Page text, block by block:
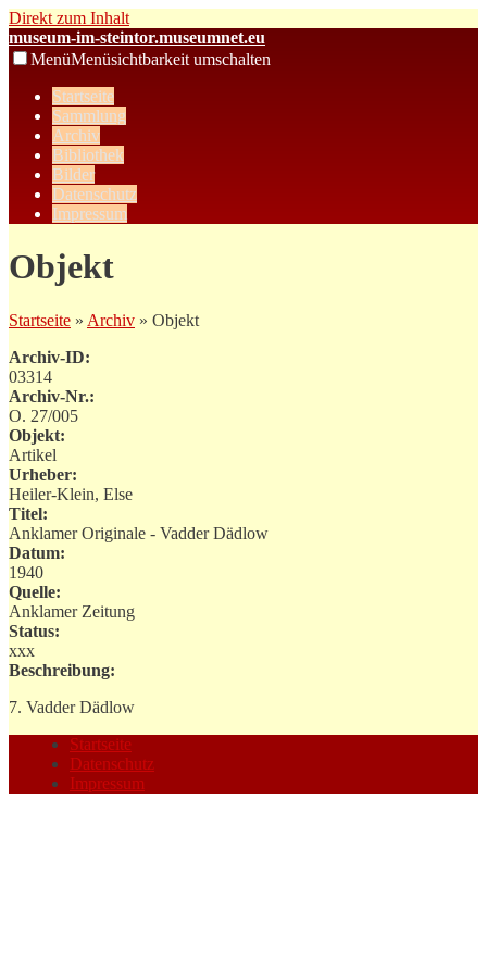
Direkt zum Inhalt
museum-im-steintor.museumnet.eu
MenüMenüsichtbarkeit umschalten
Startseite
Sammlung
Archiv
Bibliothek
Bilder
Datenschutz
Impressum
Objekt
Startseite » Archiv » Objekt
Archiv-ID:
03314
Archiv-Nr.:
O. 27/005
Objekt:
Artikel
Urheber:
Heiler-Klein, Else
Titel:
Anklamer Originale - Vadder Dädlow
Datum:
1940
Quelle:
Anklamer Zeitung
Status:
xxx
Beschreibung:
7. Vadder Dädlow
Startseite
Datenschutz
Impressum